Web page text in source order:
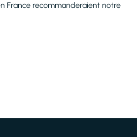
France recommanderaient notre